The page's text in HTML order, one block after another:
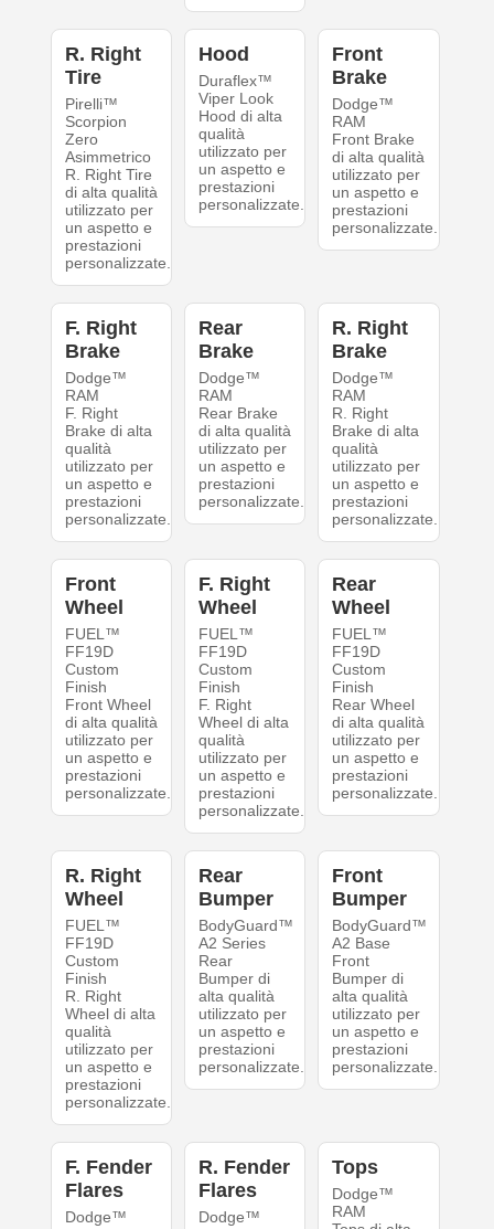
R. Right
Tire
Pirelli™
Scorpion
Zero
Asimmetrico
R. Right Tire
di alta qualità
utilizzato per
un aspetto e
prestazioni
personalizzate.
Hood
Duraflex™
Viper Look
Hood di alta
qualità
utilizzato per
un aspetto e
prestazioni
personalizzate.
Front
Brake
Dodge™
RAM
Front Brake
di alta qualità
utilizzato per
un aspetto e
prestazioni
personalizzate.
F. Right
Brake
Dodge™
RAM
F. Right
Brake di alta
qualità
utilizzato per
un aspetto e
prestazioni
personalizzate.
Rear
Brake
Dodge™
RAM
Rear Brake
di alta qualità
utilizzato per
un aspetto e
prestazioni
personalizzate.
R. Right
Brake
Dodge™
RAM
R. Right
Brake di alta
qualità
utilizzato per
un aspetto e
prestazioni
personalizzate.
Front
Wheel
FUEL™
FF19D
Custom
Finish
Front Wheel
di alta qualità
utilizzato per
un aspetto e
prestazioni
personalizzate.
F. Right
Wheel
FUEL™
FF19D
Custom
Finish
F. Right
Wheel di alta
qualità
utilizzato per
un aspetto e
prestazioni
personalizzate.
Rear
Wheel
FUEL™
FF19D
Custom
Finish
Rear Wheel
di alta qualità
utilizzato per
un aspetto e
prestazioni
personalizzate.
R. Right
Wheel
FUEL™
FF19D
Custom
Finish
R. Right
Wheel di alta
qualità
utilizzato per
un aspetto e
prestazioni
personalizzate.
Rear
Bumper
BodyGuard™
A2 Series
Rear
Bumper di
alta qualità
utilizzato per
un aspetto e
prestazioni
personalizzate.
Front
Bumper
BodyGuard™
A2 Base
Front
Bumper di
alta qualità
utilizzato per
un aspetto e
prestazioni
personalizzate.
F. Fender
Flares
Dodge™
R. Fender
Flares
Dodge™
Tops
Dodge™
RAM